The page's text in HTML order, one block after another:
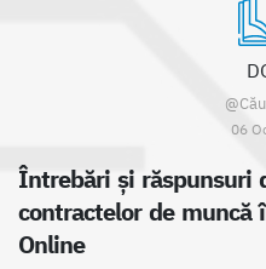
06
Întrebări și răspunsuri
contractelor de muncă
Online